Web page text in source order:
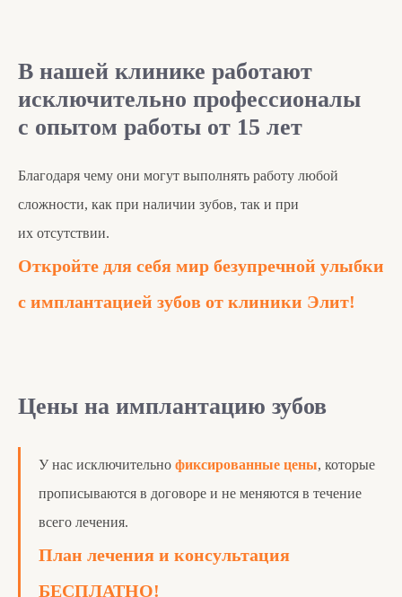
В нашей клинике работают
исключительно профессионалы
с опытом работы от 15 лет
Благодаря чему они могут выполнять работу любой
сложности, как при наличии зубов, так и при
их отсутствии.
Откройте для себя мир безупречной улыбки
с имплантацией зубов от клиники Элит!
Цены на имплантацию зубов
У нас исключительно фиксированные цены, которые
прописываются в договоре и не меняются в течение
всего лечения.
План лечения и консультация
БЕСПЛАТНО!